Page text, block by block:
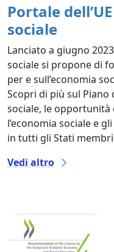
Portale
sociale
Lanciato a giugno
sociale si propone di
per e sull’economia
Scopri di più sul Piano
sociale, le opportunità
l’economia sociale e
in tutti gli Stati membri
Vedi altro